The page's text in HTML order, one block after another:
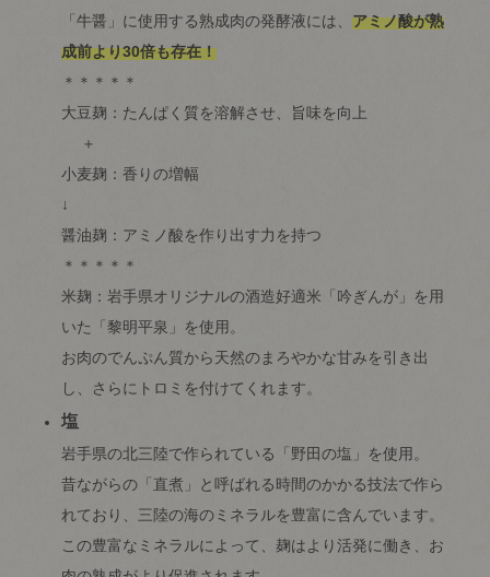
「牛醤」に使用する熟成肉の発酵液には、アミノ酸が熟
成前より30倍も存在！
＊＊＊＊＊
大豆麹：たんぱく質を溶解させ、旨味を向上
＋
小麦麹：香りの増幅
↓
醤油麹：アミノ酸を作り出す力を持つ
＊＊＊＊＊
米麹：岩手県オリジナルの酒造好適米「吟ぎんが」を用
いた「黎明平泉」を使用。
お肉のでんぷん質から天然のまろやかな甘みを引き出
し、さらにトロミを付けてくれます。
塩
岩手県の北三陸で作られている「野田の塩」を使用。
昔ながらの「直煮」と呼ばれる時間のかかる技法で作ら
れており、三陸の海のミネラルを豊富に含んでいます。
この豊富なミネラルによって、麹はより活発に働き、お